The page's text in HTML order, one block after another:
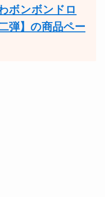
ボンボンドロ
弾】の商品ペー